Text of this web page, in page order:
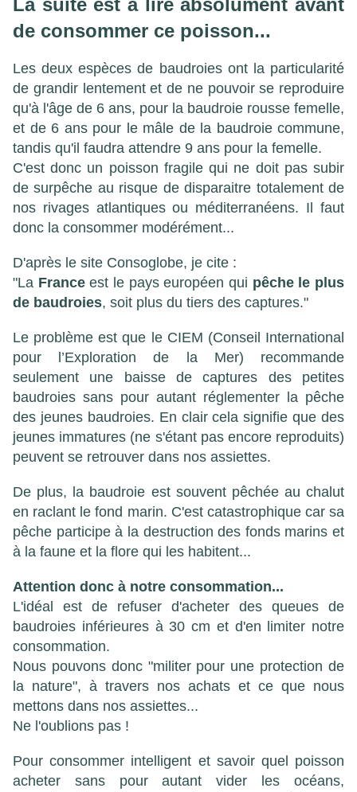
La suite est à lire absolument avant
de consommer ce poisson...
Les deux espèces de baudroies ont la particularité
de grandir lentement et de ne pouvoir se reproduire
qu'à l'âge de 6 ans, pour la baudroie rousse femelle,
et de 6 ans pour le mâle de la baudroie commune,
tandis qu'il faudra attendre 9 ans pour la femelle.
C'est donc un poisson fragile qui ne doit pas subir
de surpêche au risque de disparaitre totalement de
nos rivages atlantiques ou méditerranéens. Il faut
donc la consommer modérément...
D'après le site Consoglobe, je cite :
"La Franceest le pays européen qui pêche le plus
de baudroies, soit plus du tiers des captures."
Le problème est que le CIEM (Conseil International
pour l’Exploration de la Mer) recommande
seulement une baisse de captures des petites
baudroies sans pour autant réglementer la pêche
des jeunes baudroies. En clair cela signifie que des
jeunes immatures (ne s'étant pas encore reproduits)
peuvent se retrouver dans nos assiettes.
De plus, la baudroie est souvent pêchée au chalut
en raclant le fond marin. C'est catastrophique car sa
pêche participe à la destruction des fonds marins et
à la faune et la flore qui les habitent...
Attention donc à notre consommation...
L'idéal est de refuser d'acheter des queues de
baudroies inférieures à 30 cm et d'en limiter notre
consommation.
Nous pouvons donc "militer pour une protection de
la nature", à travers nos achats et ce que nous
mettons dans nos assiettes...
Ne l'oublions pas !
Pour consommer intelligent et savoir quel poisson
acheter sans pour autant vider les océans,